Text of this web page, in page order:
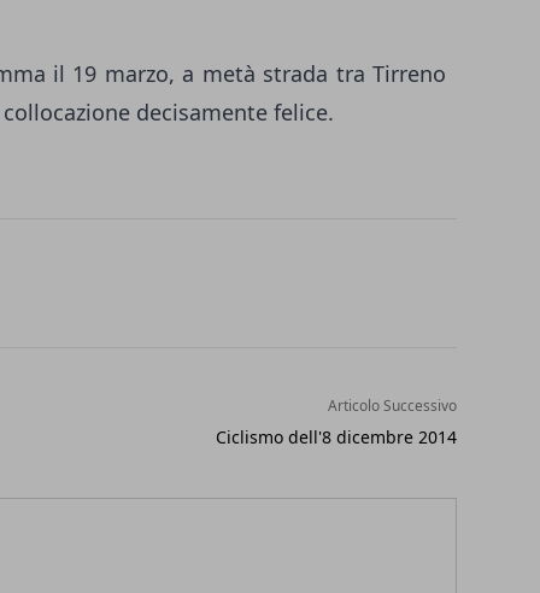
il 19 marzo, a metà strada tra Tirreno
decisamente felice.
Articolo Successivo
Ciclismo dell'8 dicembre 2014